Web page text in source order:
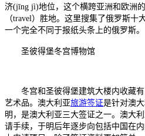
济(jīng jì)地位，这个横跨亚洲和欧洲
（travel）胜地。这里搜集了俄罗斯
一个完全不同于报纸头条上的俄罗斯。
圣彼得堡冬宫博物馆
冬宫和圣彼得堡建筑大楼内收藏有
艺术品。澳大利亚旅游签证是针对澳
明，是澳大利亚三大签证之一。澳大
请手续，于明后年逐步向包括中国在